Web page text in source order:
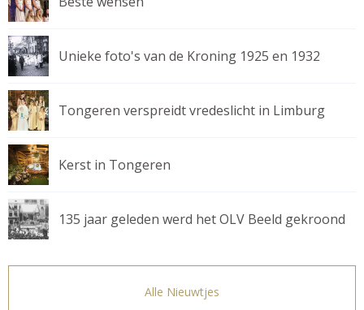
Unieke foto's van de Kroning 1925 en 1932
Tongeren verspreidt vredeslicht in Limburg
Kerst in Tongeren
135 jaar geleden werd het OLV Beeld gekroond
Alle Nieuwtjes